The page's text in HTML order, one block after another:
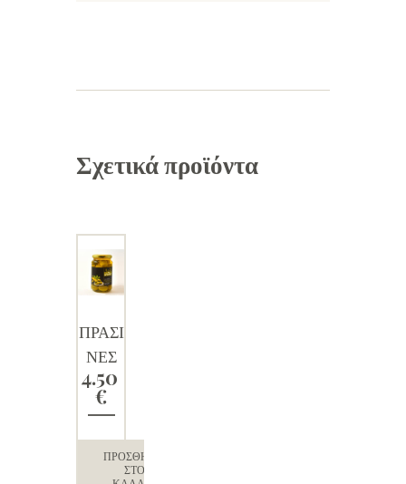
Σχετικά προϊόντα
ΠΡΑΣΙ
ΝΕΣ
ΕΛΙΕΣ
4.50
€
ΠΡΟΣΘΉΚΗ
ΣΤΟ